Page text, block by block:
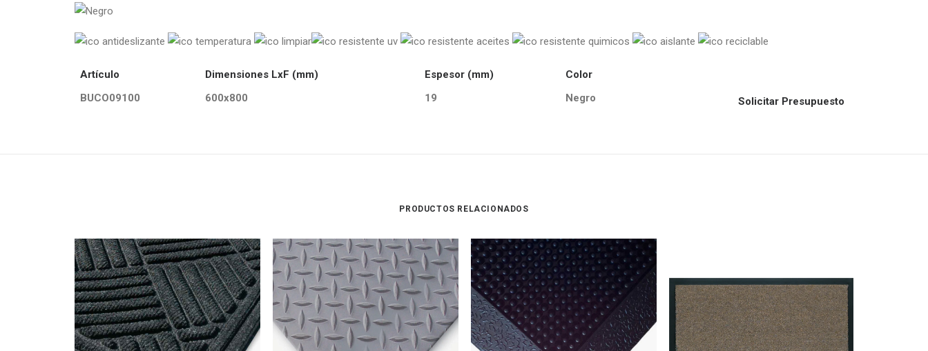
Artículo Dimensiones LxF (mm) Espesor (mm)
Color
BUCO09100
600x800 19 Negro Solicitar Presupuesto
PRODUCTOS RELACIONADOS